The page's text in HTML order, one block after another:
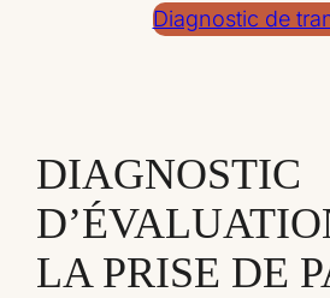
Diagnostic de
DIAGNOSTIC
LA PRISE DE